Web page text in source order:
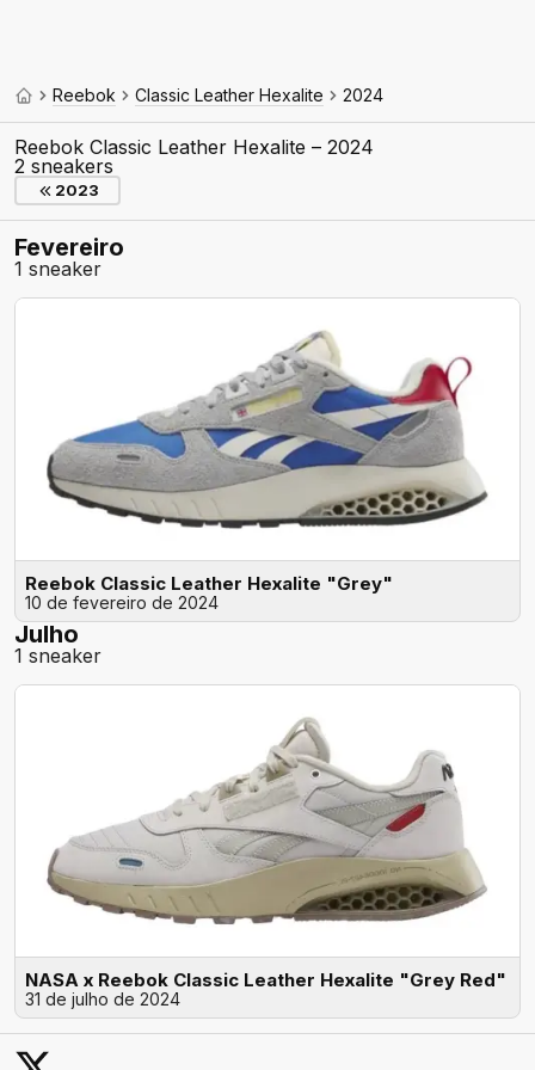
Reebok Classic Leather Hexalite 2024
Reebok Classic Leather Hexalite – 2024
2 sneakers
2023
Fevereiro
1 sneaker
Reebok Classic Leather Hexalite "Grey"
10 de fevereiro de 2024
Julho
1 sneaker
NASA x Reebok Classic Leather Hexalite "Grey Red"
31 de julho de 2024